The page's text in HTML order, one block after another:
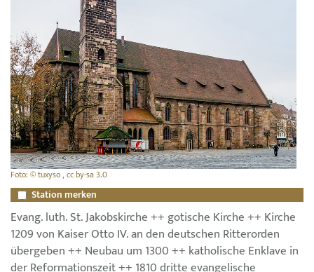
Foto: © tuxyso , cc by-sa 3.0
Station merken
Evang. luth. St. Jakobskirche ++ gotische Kirche ++ Kirche
1209 von Kaiser Otto IV. an den deutschen Ritterorden
übergeben ++ Neubau um 1300 ++ katholische Enklave in
der Reformationszeit ++ 1810 dritte evangelische